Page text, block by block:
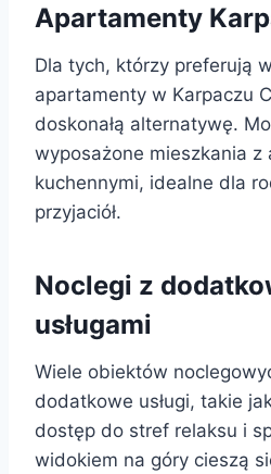
Apartamenty
Dla tych, którzy preferują
apartamenty w Karpaczu
doskonałą alternatywę.
wyposażone mieszkania z
kuchennymi, idealne dla
przyjaciół.
Noclegi z
usługami
Wiele obiektów
dodatkowe usługi, takie
dostęp do stref relaksu i
widokiem na góry cieszą